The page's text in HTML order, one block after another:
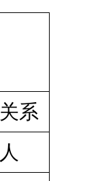
系